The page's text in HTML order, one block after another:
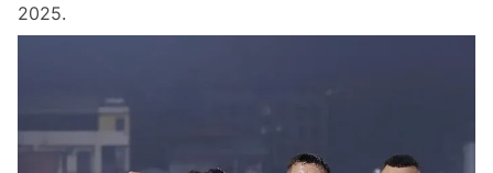
2025.